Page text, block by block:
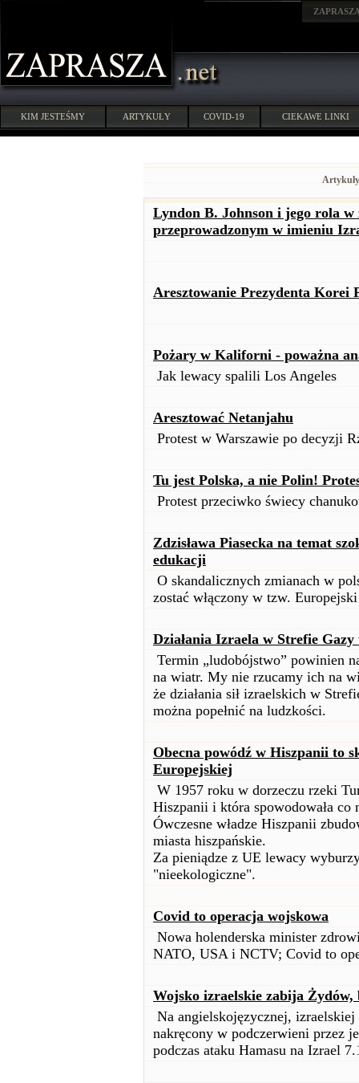
KIM JESTEŚMY ARTYKUŁY COVID-19 CIEKAWE LINKI
Lyndon B. Johnson i jego rola w
przeprowadzonym w imieniu
Aresztowanie Prezydenta Korei
Pożary w Kaliforni - poważna
Jak lewacy spalili Los Angeles
Aresztować Netanjahu
Protest w Warszawie po decyzji
Tu jest Polska, a nie Polin!
Protest przeciwko świecy
Zdzisława Piasecka na temat
edukacji
O skandalicznych zmianach w
zostać włączony w tzw.
Działania Izraela w Strefie
Termin „ludobójstwo” powinien
na wiatr. My nie rzucamy ich na
że działania sił izraelskich w
można popełnić na ludzkości.
Obecna powódź w Hiszpanii to
Europejskiej
W 1957 roku w dorzeczu rzeki
Hiszpanii i która spowodowała
Ówczesne władze Hiszpanii
miasta hiszpańskie.
Za pieniądze z UE lewacy
"nieekologiczne".
Covid to operacja wojskowa
Nowa holenderska minister
NATO, USA i NCTV; Covid to
Wojsko izraelskie zabija Żydów,
Na angielskojęzycznej,
nakręcony w podczerwieni przez
podczas ataku Hamasu na Izrael